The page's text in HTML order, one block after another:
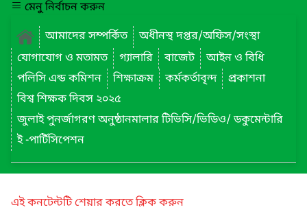
মেনু নির্বাচন করুন
আমাদের সম্পর্কিত
অধীনস্থ দপ্তর/অফিস/সংস্থা
যোগাযোগ ও মতামত
গ্যালারি বাজেট
আইন ও বিধি
পলিসি এন্ড কমিশন
শিক্ষাক্রম কর্মকর্তাবৃন্দ
প্রকাশনা
বিশ্ব শিক্ষক দিবস ২০২৫
জুলাই পুনর্জাগরণ অনুষ্ঠানমালার টিভিসি/ভিডিও/ ডকুমেন্টারি
ই -পার্টিসিপেশন
এই কনটেন্টটি শেয়ার করতে ক্লিক করুন